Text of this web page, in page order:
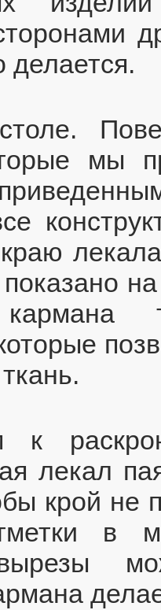
делается.
мы
показано
кармана
к
лекал
крой не
в